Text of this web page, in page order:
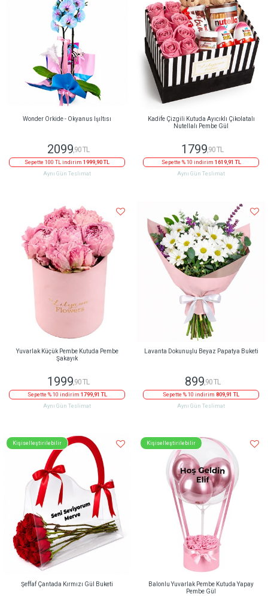
Wonder Orkide - Okyanus Işıltısı
2099 ,90 TL
Sepette 100 TL indirim 1999,90 TL
Aynı Gün Teslimat
Kadife Çizgili Kutuda Ayıcıklı Çikolatalı
Nutellalı Pembe Gül
1799 ,90 TL
Sepette % 10 indirim 1619,91 TL
Aynı Gün Teslimat
Yuvarlak Küçük Pembe Kutuda Pembe
Şakayık
1999,90 TL
Sepette % 10 indirim 1799,91 TL
Aynı Gün Teslimat
Lavanta Dokunuşlu Beyaz Papatya Buketi
899,90 TL
Sepette % 10 indirim 809,91 TL
Aynı Gün Teslimat
Kişiselleştirilebilir
Şeffaf Çantada Kırmızı Gül Buketi
Kişiselleştirilebilir
Balonlu Yuvarlak Pembe Kutuda Yapay
Pembe Gül